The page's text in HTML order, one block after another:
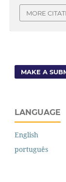
MORE
MAKE A
LANGUAGE
English
português